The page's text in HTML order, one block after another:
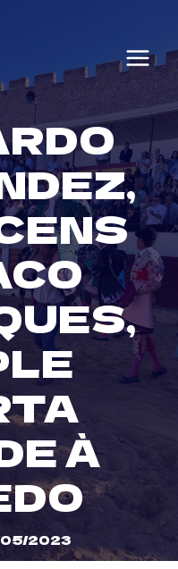
À
2023